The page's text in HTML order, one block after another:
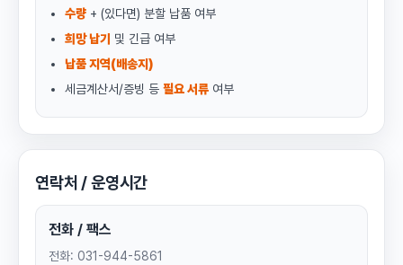
수량 + (있다면) 분할 납품 여부
희망 납기 및 긴급 여부
납품 지역(배송지)
세금계산서/증빙 등 필요 서류 여부
연락처 / 운영시간
전화 / 팩스
전화: 031-944-5861